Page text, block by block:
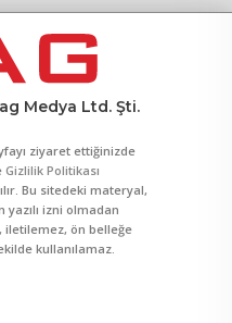
Medya Ltd. Şti.
ziyaret ettiğinizde
Gizlilik Politikası
Bu sitedeki materyal,
yazılı izni olmadan
iletilemez, ön belleğe
kullanılamaz.